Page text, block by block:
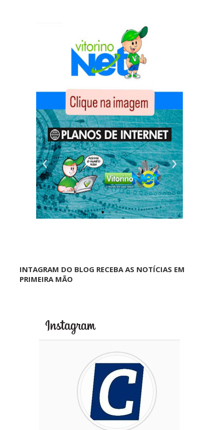
INTAGRAM DO BLOG RECEBA AS NOTÍCIAS EM
PRIMEIRA MÃO